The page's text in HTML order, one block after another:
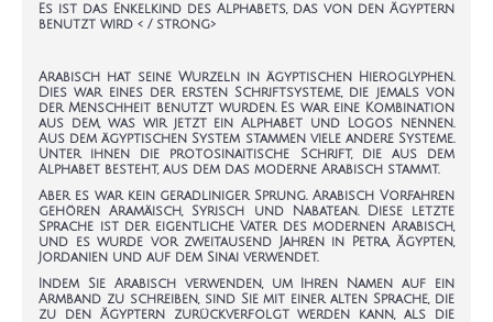
Es ist das Enkelkind des Alphabets, das von den Ägyptern
benutzt wird < / strong>
Arabisch hat seine Wurzeln in ägyptischen Hieroglyphen.
Dies war eines der ersten Schriftsysteme, die jemals von
der Menschheit benutzt wurden. Es war eine Kombination
aus dem, was wir jetzt ein Alphabet und Logos nennen.
Aus dem ägyptischen System stammen viele andere Systeme.
Unter ihnen die protosinaitische Schrift, die aus dem
Alphabet besteht, aus dem das moderne Arabisch stammt.
Aber es war kein geradliniger Sprung. Arabisch Vorfahren
gehören Aramäisch, Syrisch und Nabatean. Diese letzte
Sprache ist der eigentliche Vater des modernen Arabisch,
und es wurde vor zweitausend Jahren in Petra, Ägypten,
Jordanien und auf dem Sinai verwendet.
Indem Sie Arabisch verwenden, um Ihren Namen auf ein
Armband zu schreiben, sind Sie mit einer alten Sprache, die
zu den Ägyptern zurückverfolgt werden kann, als die